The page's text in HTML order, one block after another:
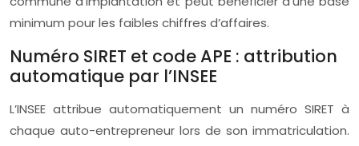
minimum pour les faibles chiffres d’affaires.
Numéro SIRET et code APE : attribution
automatique par l’INSEE
L’INSEE attribue automatiquement un numéro SIRET à
chaque auto-entrepreneur lors de son immatriculation.